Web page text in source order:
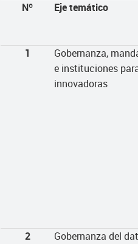
Nº Eje temático
1
Gobernanza,
e instituciones
innovadoras
2
Gobernanza del